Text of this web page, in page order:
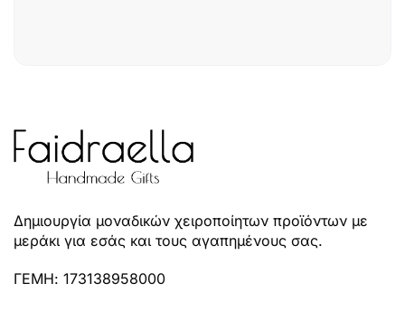
Δημιουργία μοναδικών χειροποίητων προϊόντων με
μεράκι για εσάς και τους αγαπημένους σας.
ΓΕΜΗ: 173138958000